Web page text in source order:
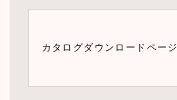
カタログダウンロードページ